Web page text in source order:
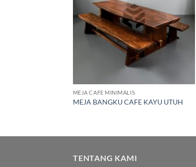
MEJA CAFE MINIMALIS
MEJA BANGKU CAFE KAYU UTUH
TENTANG KAMI